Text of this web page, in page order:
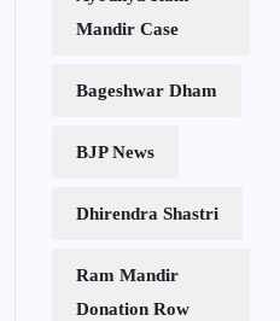
Mandir Case
Bageshwar Dham
BJP News
Dhirendra Shastri
Ram Mandir
Donation Row